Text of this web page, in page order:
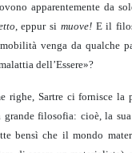
apparentemente da
, eppur si muove!E il
venga da qualche
dell’Essere»?
righe, Sartre ci fornisce la
filosofia: cioè, la
bensì che il mondo